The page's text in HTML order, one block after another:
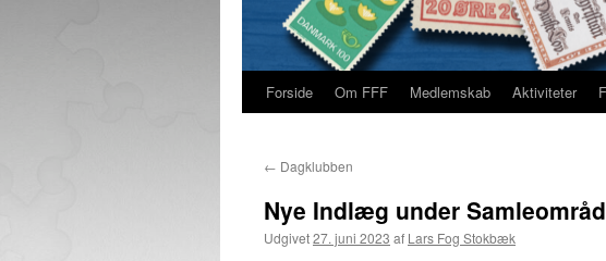
Forside Om FFF Medlemskab Aktiviteter
← Dagklubben
Nye Indlæg under
Udgivet27. juni 2023 af Lars Fog Stokbæk